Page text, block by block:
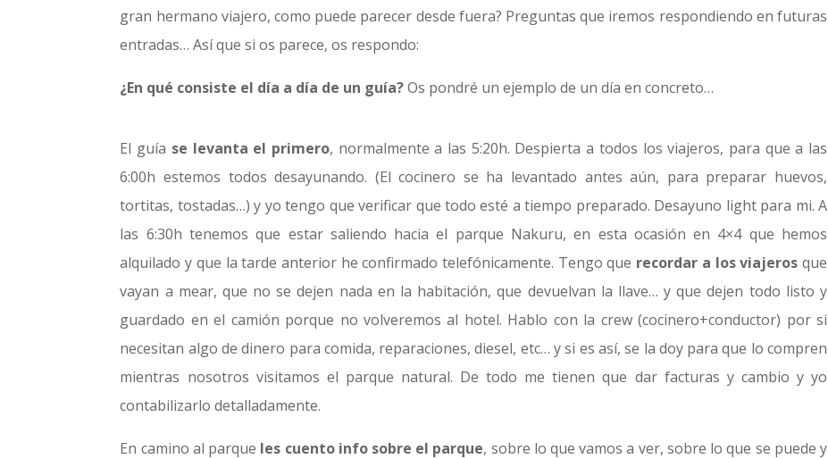
gran hermano viajero, como puede parecer desde fuera? Preguntas que iremos respondiendo en futuras
entradas… Así que si os parece, os respondo:
¿En qué consiste el día a día de un guía?Os pondré un ejemplo de un día en concreto…
El guía se levanta el primero, normalmente a las 5:20h. Despierta a todos los viajeros, para que a las
6:00h estemos todos desayunando. (El cocinero se ha levantado antes aún, para preparar huevos,
tortitas, tostadas…) y yo tengo que verificar que todo esté a tiempo preparado. Desayuno light para mi. A
las 6:30h tenemos que estar saliendo hacia el parque Nakuru, en esta ocasión en 4×4 que hemos
alquilado y que la tarde anterior he confirmado telefónicamente. Tengo que recordar a los viajeros que
vayan a mear, que no se dejen nada en la habitación, que devuelvan la llave… y que dejen todo listo y
guardado en el camión porque no volveremos al hotel. Hablo con la crew (cocinero+conductor) por si
necesitan algo de dinero para comida, reparaciones, diesel, etc… y si es así, se la doy para que lo compren
mientras nosotros visitamos el parque natural. De todo me tienen que dar facturas y cambio y yo
contabilizarlo detalladamente.
En camino al parque les cuento info sobre el parque, sobre lo que vamos a ver, sobre lo que se puede y